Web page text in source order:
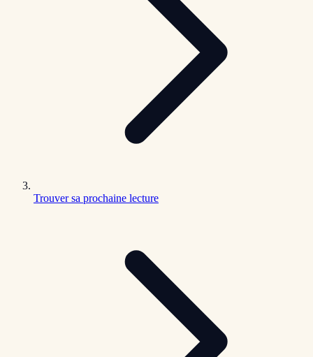
Trouver sa prochaine lecture